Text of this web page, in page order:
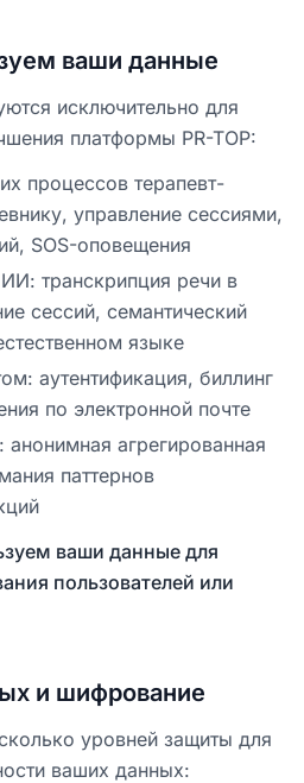
ваши данные
исключительно для
платформы PR-TOP:
процессов терапевт-
управление сессиями,
SOS-оповещения
транскрипция речи в
сессий, семантический
языке
аутентификация, биллинг
по электронной почте
агрегированная
паттернов
ваши данные для
пользователей или
и шифрование
уровней защиты для
ваших данных: